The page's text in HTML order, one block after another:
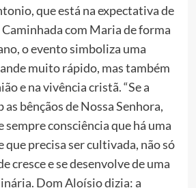
que está na expectativa de
com Maria de forma
o evento simboliza uma
muito rápido, mas também
e na vivência cristã. “Se a
as bênçãos de Nossa Senhora,
sempre consciência que há uma
que precisa ser cultivada, não só
cresce e se desenvolve de uma
Dom Aloísio dizia: a